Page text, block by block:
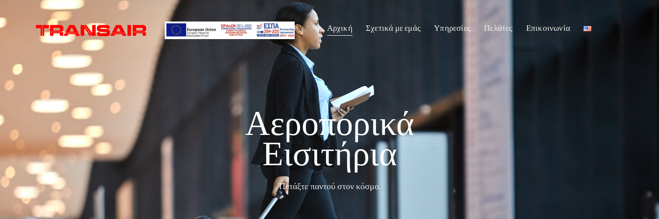
Αρχική Σχετικά με εμάς Υπηρεσίες Πελάτες Επικοινωνία
Αεροπορικά
Εισιτήρια
Πετάξτε παντού στον κόσμο.